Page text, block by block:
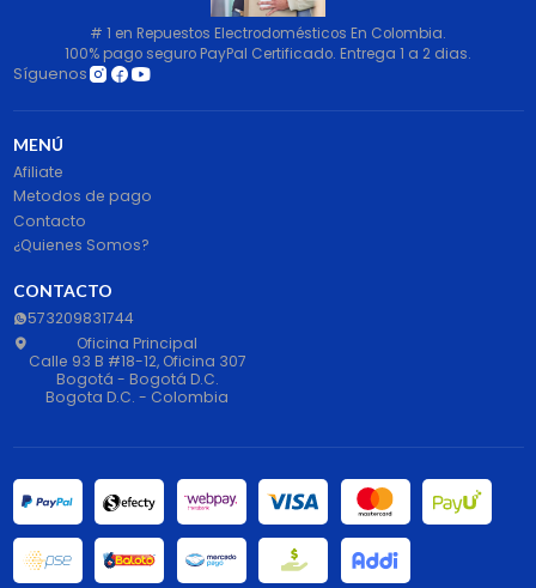
# 1 en Repuestos Electrodomésticos En Colombia.
100% pago seguro PayPal Certificado. Entrega 1 a 2 dias.
Síguenos
MENÚ
Afiliate
Metodos de pago
Contacto
¿Quienes Somos?
CONTACTO
573209831744
Oficina Principal
Calle 93 B #18-12, Oficina 307
Bogotá - Bogotá D.C.
Bogota D.C. - Colombia